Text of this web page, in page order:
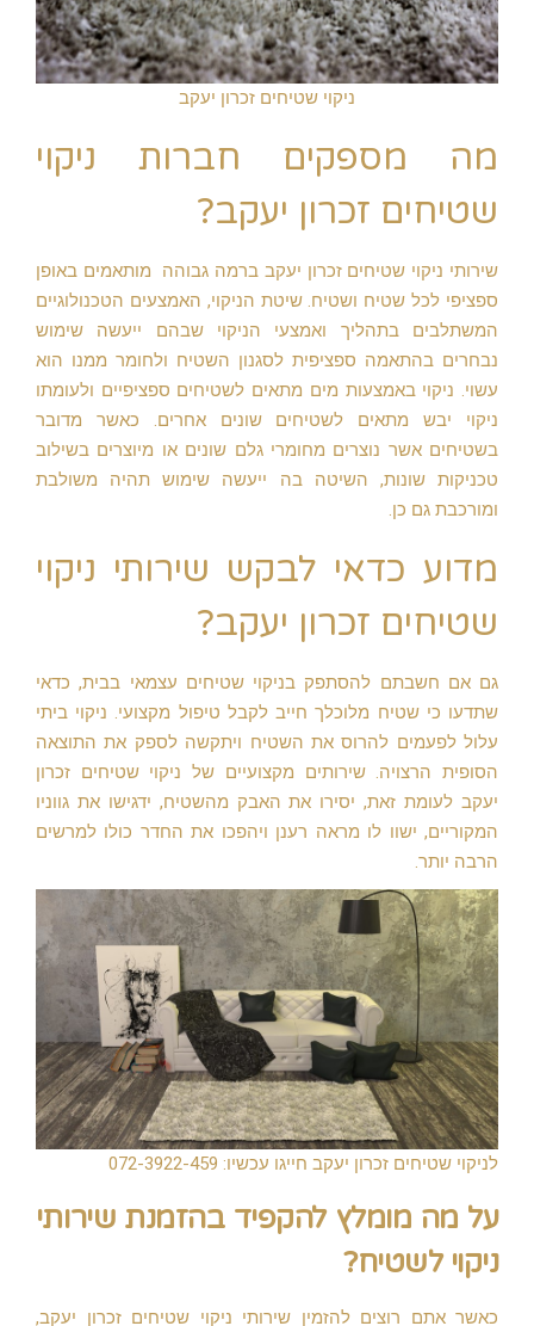
ניקוי שטיחים זכרון יעקב
מה מספקים חברות ניקוי
שטיחים זכרון יעקב?
שירותי ניקוי שטיחים זכרון יעקב ברמה גבוהה מותאמים באופן
ספציפי לכל שטיח ושטיח. שיטת הניקוי, האמצעים הטכנולוגיים
המשתלבים בתהליך ואמצעי הניקוי שבהם ייעשה שימוש
נבחרים בהתאמה ספציפית לסגנון השטיח ולחומר ממנו הוא
עשוי. ניקוי באמצעות מים מתאים לשטיחים ספציפיים ולעומתו
ניקוי יבש מתאים לשטיחים שונים אחרים. כאשר מדובר
בשטיחים אשר נוצרים מחומרי גלם שונים או מיוצרים בשילוב
טכניקות שונות, השיטה בה ייעשה שימוש תהיה משולבת
ומורכבת גם כן.
מדוע כדאי לבקש שירותי ניקוי
שטיחים זכרון יעקב?
גם אם חשבתם להסתפק בניקוי שטיחים עצמאי בבית, כדאי
שתדעו כי שטיח מלוכלך חייב לקבל טיפול מקצועי. ניקוי ביתי
עלול לפעמים להרוס את השטיח ויתקשה לספק את התוצאה
הסופית הרצויה. שירותים מקצועיים של ניקוי שטיחים זכרון
יעקב לעומת זאת, יסירו את האבק מהשטיח, ידגישו את גווניו
המקוריים, ישוו לו מראה רענן ויהפכו את החדר כולו למרשים
הרבה יותר.
לניקוי שטיחים זכרון יעקב חייגו עכשיו: 072-3922-459
על מה מומלץ להקפיד בהזמנת שירותי
ניקוי לשטיח?
כאשר אתם רוצים להזמין שירותי ניקוי שטיחים זכרון יעקב,